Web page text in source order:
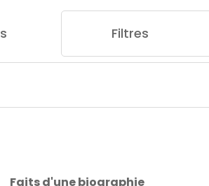
Filtres
Faits d'une biographie